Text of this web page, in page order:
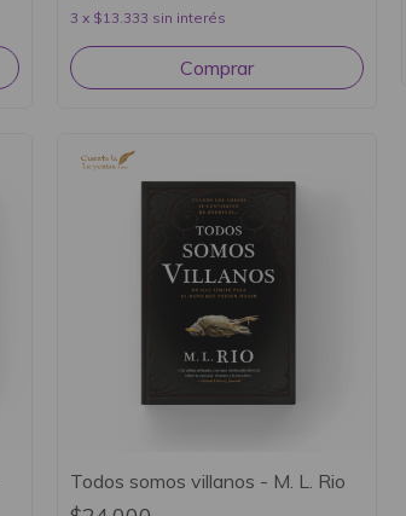
3 x $13.333 sin interés
Todos somos villanos - M. L. Rio